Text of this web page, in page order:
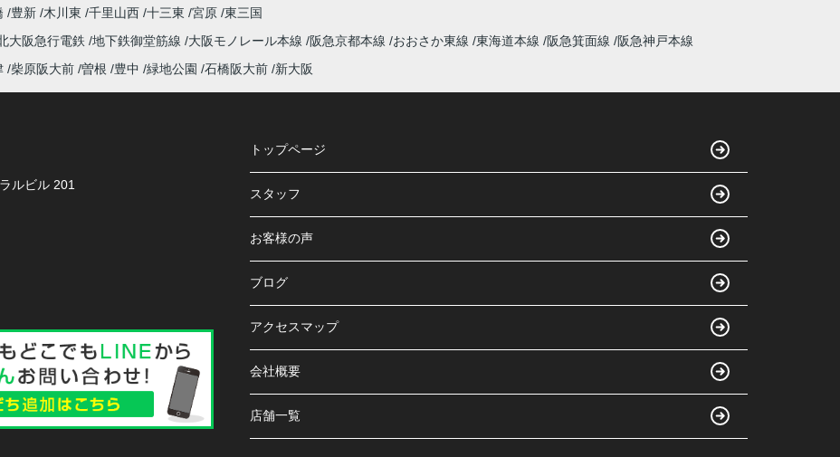
豊新 木川東 千里山西 十三東 宮原 東三国
大阪急行電鉄 地下鉄御堂筋線 大阪モノレール本線 阪急京都本線 おおさか東線 東海道本線 阪急箕面線
阪急神戸本線
柴原阪大前 曽根 豊中 緑地公園 石橋阪大前 新大阪
ルビル 201
トップページ
スタッフ
お客様の声
ブログ
アクセスマップ
会社概要
店舗一覧